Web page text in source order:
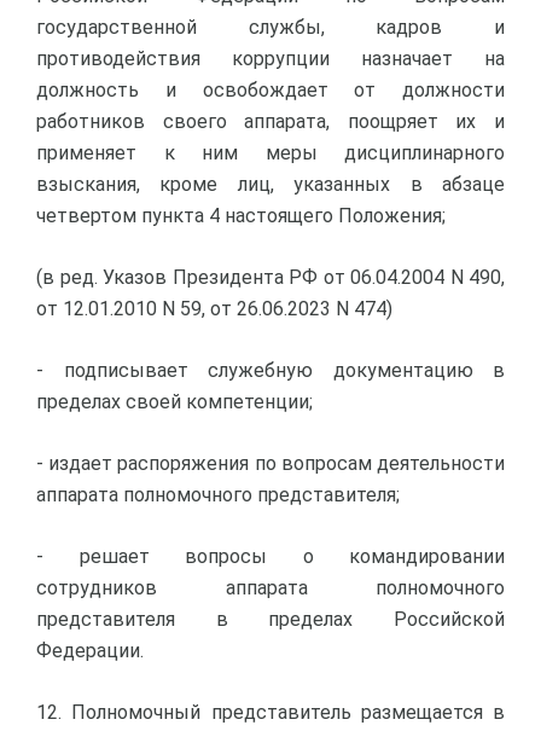
государственной службы, кадров и
противодействия коррупции назначает на
должность и освобождает от должности
работников своего аппарата, поощряет их и
применяет к ним меры дисциплинарного
взыскания, кроме лиц, указанных в абзаце
четвертом пункта 4 настоящего Положения;
(в ред. Указов Президента РФ от 06.04.2004 N 490,
от 12.01.2010 N 59, от 26.06.2023 N 474)
- подписывает служебную документацию в
пределах своей компетенции;
- издает распоряжения по вопросам деятельности
аппарата полномочного представителя;
- решает вопросы о командировании
сотрудников аппарата полномочного
представителя в пределах Российской
Федерации.
12. Полномочный представитель размещается в